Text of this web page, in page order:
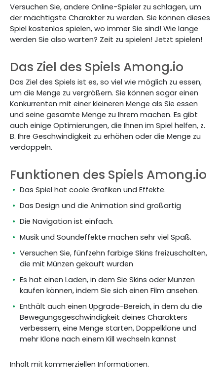
Versuchen Sie, andere Online-Spieler zu schlagen, um
der mächtigste Charakter zu werden. Sie können dieses
Spiel kostenlos spielen, wo immer Sie sind! Wie lange
werden Sie also warten? Zeit zu spielen! Jetzt spielen!
Das Ziel des Spiels Among.io
Das Ziel des Spiels ist es, so viel wie möglich zu essen,
um die Menge zu vergrößern. Sie können sogar einen
Konkurrenten mit einer kleineren Menge als Sie essen
und seine gesamte Menge zu Ihrem machen. Es gibt
auch einige Optimierungen, die Ihnen im Spiel helfen, z.
B. Ihre Geschwindigkeit zu erhöhen oder die Menge zu
verdoppeln.
Funktionen des Spiels Among.io
Das Spiel hat coole Grafiken und Effekte.
Das Design und die Animation sind großartig
Die Navigation ist einfach.
Musik und Soundeffekte machen sehr viel Spaß.
Versuchen Sie, fünfzehn farbige Skins freizuschalten,
die mit Münzen gekauft wurden
Es hat einen Laden, in dem Sie Skins oder Münzen
kaufen können, indem Sie sich einen Film ansehen.
Enthält auch einen Upgrade-Bereich, in dem du die
Bewegungsgeschwindigkeit deines Charakters
verbessern, eine Menge starten, Doppelklone und
mehr Klone nach einem Kill wechseln kannst
Inhalt mit kommerziellen Informationen.